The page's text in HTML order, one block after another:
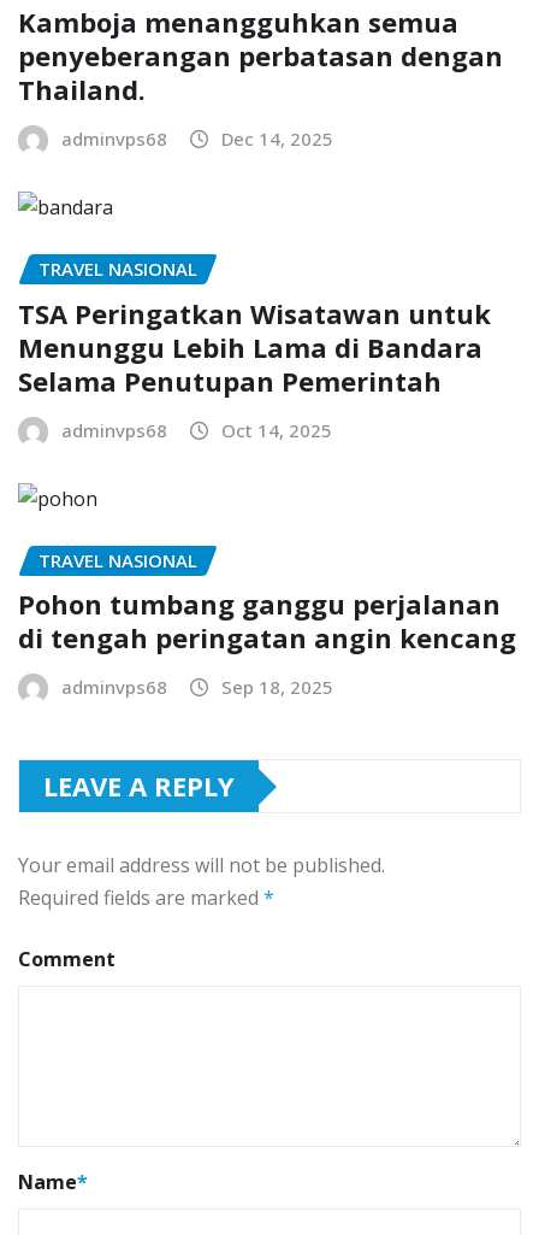
Kamboja menangguhkan semua
penyeberangan perbatasan dengan
Thailand.
adminvps68 Dec 14, 2025
TRAVEL NASIONAL
TSA Peringatkan Wisatawan untuk
Menunggu Lebih Lama di Bandara
Selama Penutupan Pemerintah
adminvps68 Oct 14, 2025
TRAVEL NASIONAL
Pohon tumbang ganggu perjalanan
di tengah peringatan angin kencang
adminvps68 Sep 18, 2025
LEAVE A REPLY
Your email address will not be published.
Required fields are marked *
Comment
Name*